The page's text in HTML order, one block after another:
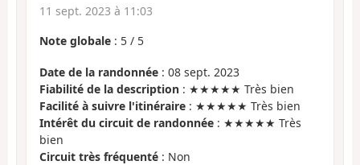
11 sept. 2023 à 11:03
Note globale : 5 / 5
Date de la randonnée : 08 sept. 2023
Fiabilité de la description : ★★★★★ Très bien
Facilité à suivre l'itinéraire : ★★★★★ Très bien
Intérêt du circuit de randonnée : ★★★★★ Très
bien
Circuit très fréquenté : Non